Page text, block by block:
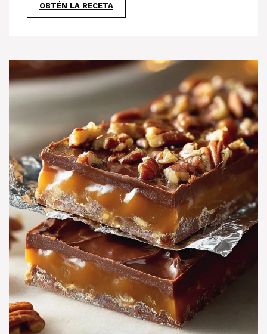
OBTÉN LA RECETA